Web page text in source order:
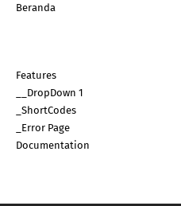
Beranda
Features
__DropDown 1
_ShortCodes
_Error Page
Documentation